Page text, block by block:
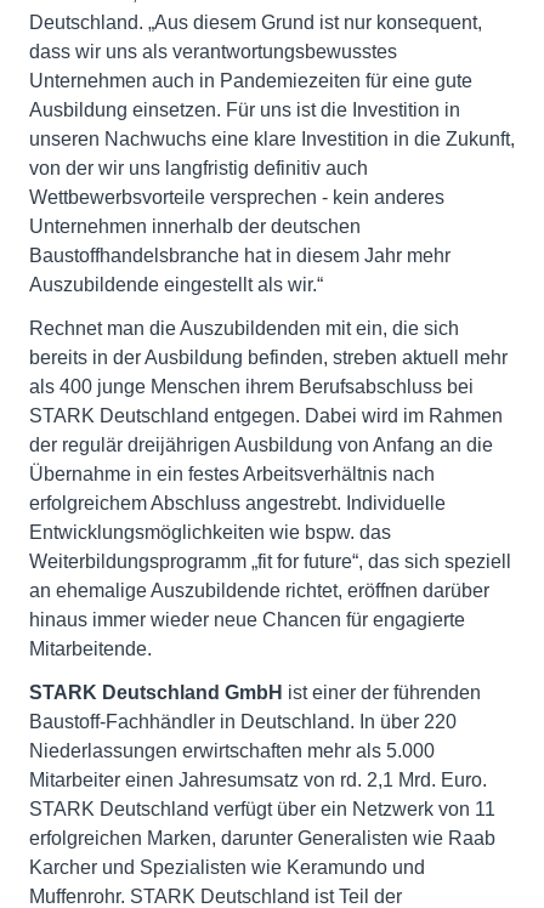
Deutschland. „Aus diesem Grund ist nur konsequent,
dass wir uns als verantwortungsbewusstes
Unternehmen auch in Pandemiezeiten für eine gute
Ausbildung einsetzen. Für uns ist die Investition in
unseren Nachwuchs eine klare Investition in die Zukunft,
von der wir uns langfristig definitiv auch
Wettbewerbsvorteile versprechen - kein anderes
Unternehmen innerhalb der deutschen
Baustoffhandelsbranche hat in diesem Jahr mehr
Auszubildende eingestellt als wir.“
Rechnet man die Auszubildenden mit ein, die sich
bereits in der Ausbildung befinden, streben aktuell mehr
als 400 junge Menschen ihrem Berufsabschluss bei
STARK Deutschland entgegen. Dabei wird im Rahmen
der regulär dreijährigen Ausbildung von Anfang an die
Übernahme in ein festes Arbeitsverhältnis nach
erfolgreichem Abschluss angestrebt. Individuelle
Entwicklungsmöglichkeiten wie bspw. das
Weiterbildungsprogramm „fit for future“, das sich speziell
an ehemalige Auszubildende richtet, eröffnen darüber
hinaus immer wieder neue Chancen für engagierte
Mitarbeitende.
STARK Deutschland GmbH ist einer der führenden
Baustoff-Fachhändler in Deutschland. In über 220
Niederlassungen erwirtschaften mehr als 5.000
Mitarbeiter einen Jahresumsatz von rd. 2,1 Mrd. Euro.
STARK Deutschland verfügt über ein Netzwerk von 11
erfolgreichen Marken, darunter Generalisten wie Raab
Karcher und Spezialisten wie Keramundo und
Muffenrohr. STARK Deutschland ist Teil der